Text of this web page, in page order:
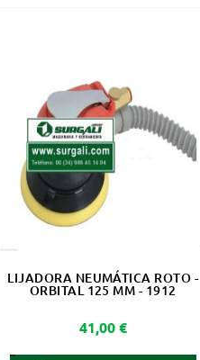
LIJADORA NEUMÁTICA ROTO -
ORBITAL 125 MM - 1912
Precio
41,00 €